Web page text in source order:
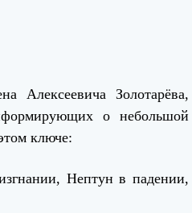
Алексеевича Золотарёва,
о небольшой
ключе:
Нептун в падении,